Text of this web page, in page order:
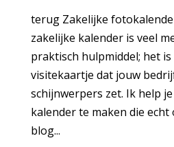
terug Zakelijke
zakelijke kalender is veel
praktisch hulpmiddel; het
visitekaartje dat jouw
schijnwerpers zet. Ik help
kalender te maken die echt
blog...